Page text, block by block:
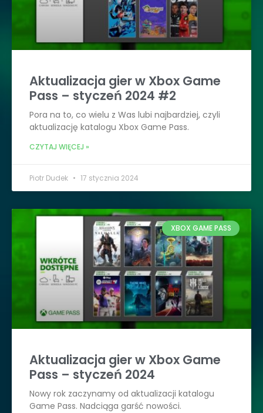
Aktualizacja gier w Xbox Game
Pass – styczeń 2024 #2
Pora na to, co wielu z Was lubi najbardziej, czyli
aktualizację katalogu Xbox Game Pass.
CZYTAJ WIĘCEJ »
Piotr Dudek 17 stycznia 2024
XBOX GAME PASS
Aktualizacja gier w Xbox Game
Pass – styczeń 2024
Nowy rok zaczynamy od aktualizacji katalogu
Game Pass. Nadciąga garść nowości.